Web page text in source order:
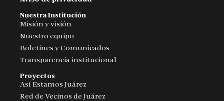
Nuestra Institución
Misión y visión
Nuestro equipo
Boletines y Comunicados
Transparencia institucional
Proyectos
Así Estamos Juárez
Red de Vecinos de Juárez